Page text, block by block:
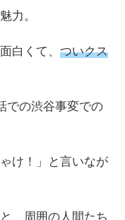
力。
白くて、 ついクス
での渋谷事変での
け！」と言いなが
、周囲の人間たち